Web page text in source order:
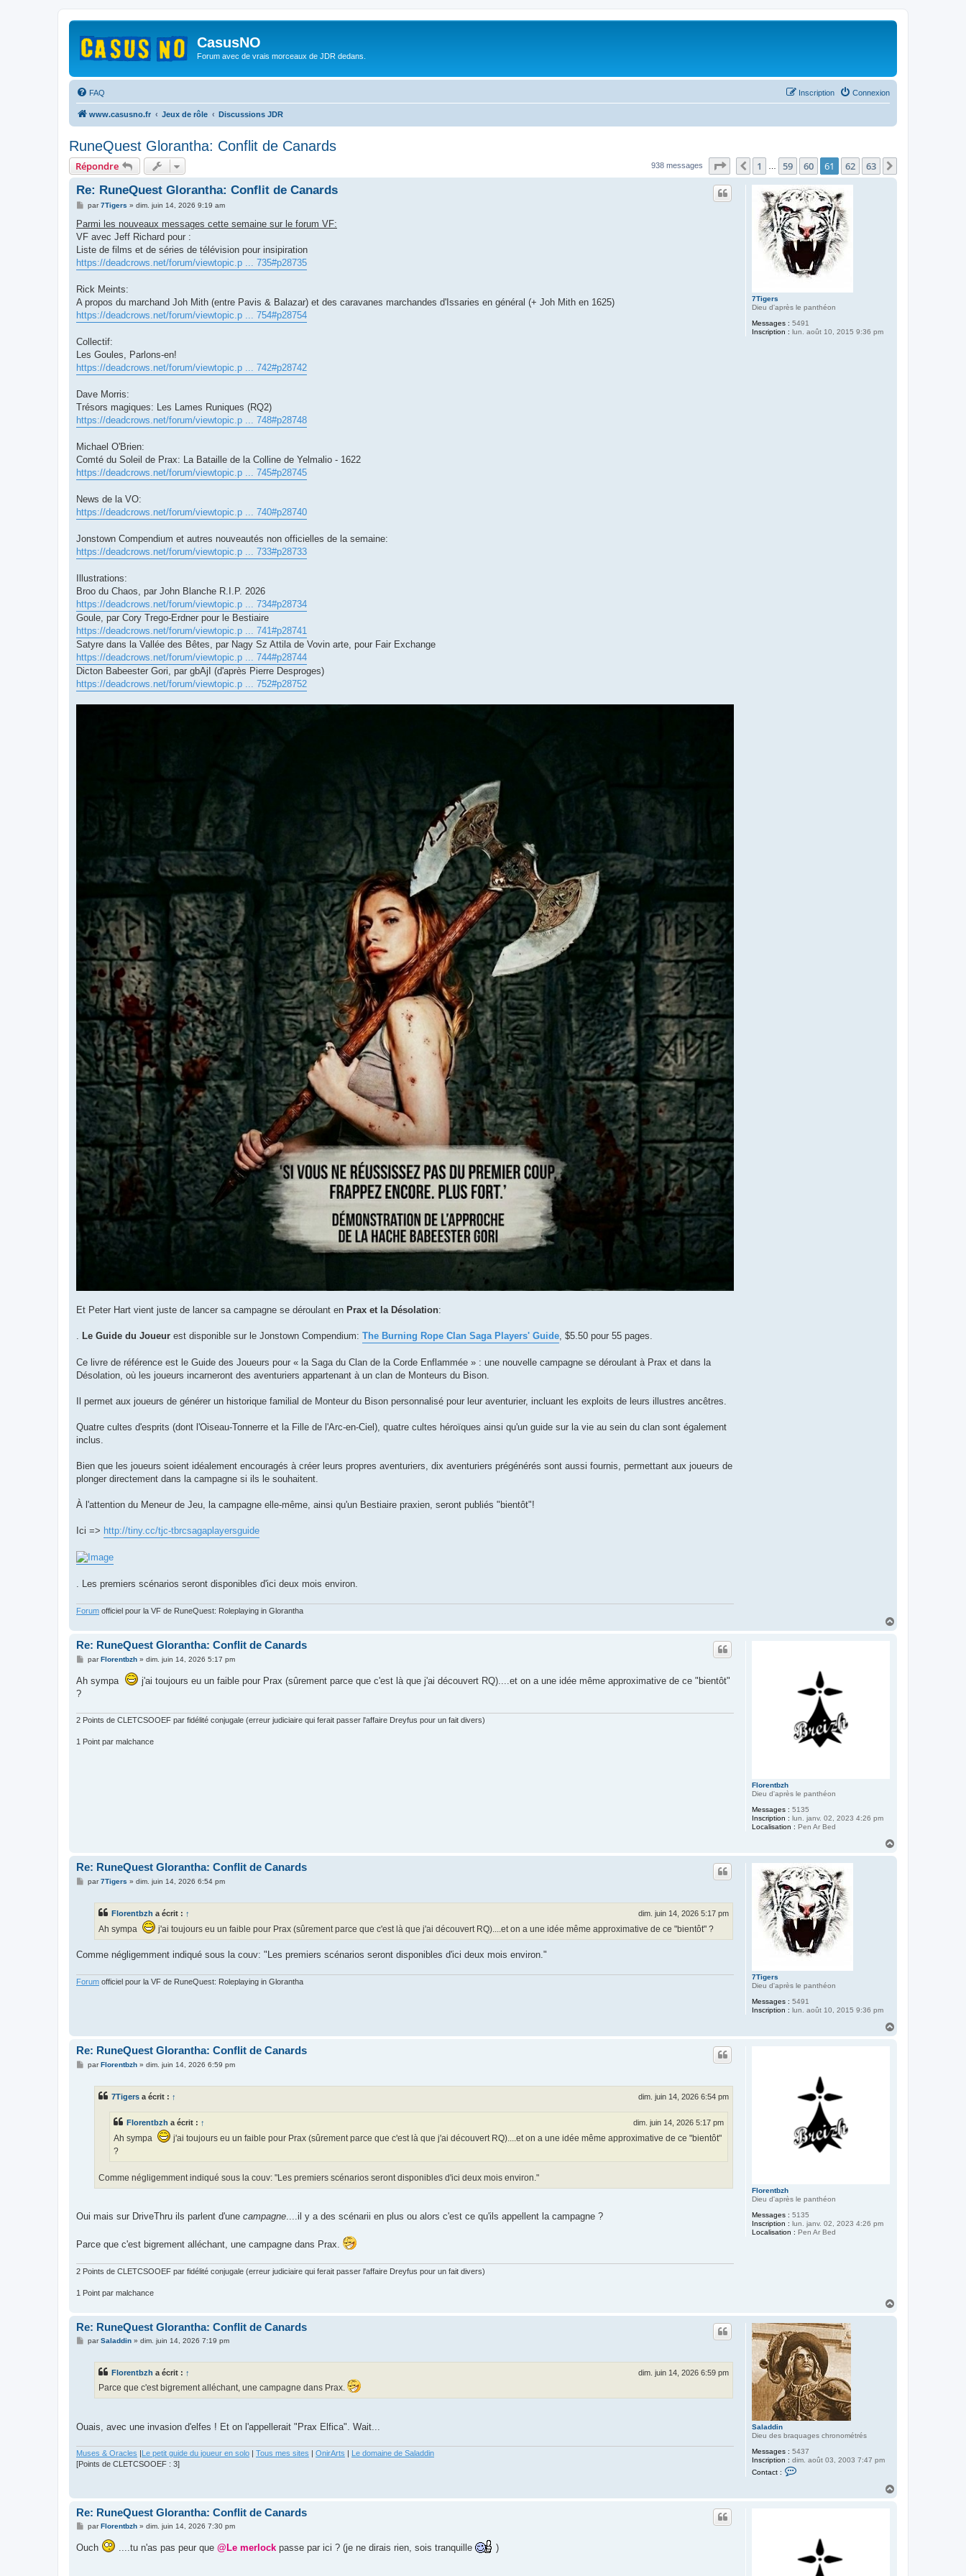
CasusNO
Forum avec de vrais morceaux de JDR dedans.
FAQ Connexion
Inscription
www.casusno.fr Jeux de rôle Discussions JDR
RuneQuest Glorantha: Conflit de Canards
Répondre 938 messages Page 61 63
Précédent
1 59 60 61 62 63
7Tigers
Dieu d'après le panthéon
Messages : 5491
Inscription : lun. août 10, 2015 9:36 pm
Re: RuneQuest Glorantha: Conflit de Canards
M
s
s
a
g
par7Tigers » dim. juin 14, 2026 9:19 am
Parmi les nouveaux messages cette semaine sur le forum VF:
VF avec Jeff Richard pour :
Liste de films et de séries de télévision pour insipiration
https://deadcrows.net/forum/viewtopic.p ... 735#p28735
Rick Meints:
A propos du marchand Joh Mith (entre Pavis & Balazar) et des caravanes marchandes d'Issaries en général (+ Joh Mith en 1625)
https://deadcrows.net/forum/viewtopic.p ... 754#p28754
Collectif:
Les Goules, Parlons-en!
https://deadcrows.net/forum/viewtopic.p ... 742#p28742
Dave Morris:
Trésors magiques: Les Lames Runiques (RQ2)
https://deadcrows.net/forum/viewtopic.p ... 748#p28748
Michael O'Brien:
Comté du Soleil de Prax: La Bataille de la Colline de Yelmalio - 1622
https://deadcrows.net/forum/viewtopic.p ... 745#p28745
News de la VO:
https://deadcrows.net/forum/viewtopic.p ... 740#p28740
Jonstown Compendium et autres nouveautés non officielles de la semaine:
https://deadcrows.net/forum/viewtopic.p ... 733#p28733
Illustrations:
Broo du Chaos, par John Blanche R.I.P. 2026
https://deadcrows.net/forum/viewtopic.p ... 734#p28734
Goule, par Cory Trego-Erdner pour le Bestiaire
https://deadcrows.net/forum/viewtopic.p ... 741#p28741
Satyre dans la Vallée des Bêtes, par Nagy Sz Attila de Vovin arte, pour Fair Exchange
https://deadcrows.net/forum/viewtopic.p ... 744#p28744
Dicton Babeester Gori, par gbAjI (d'après Pierre Desproges)
https://deadcrows.net/forum/viewtopic.p ... 752#p28752
Et Peter Hart vient juste de lancer sa campagne se déroulant en Prax et la Désolation:
Le Guide du Joueur est disponible sur le Jonstown Compendium: The Burning Rope Clan Saga Players' Guide , $5.50 pour 55 pages.
Ce livre de référence est le Guide des Joueurs pour « la Saga du Clan de la Corde Enflammée » : une nouvelle campagne se déroulant à Prax et dans la
Désolation, où les joueurs incarneront des aventuriers appartenant à un clan de Monteurs du Bison.
Il permet aux joueurs de générer un historique familial de Monteur du Bison personnalisé pour leur aventurier, incluant les exploits de leurs illustres ancêtres.
Quatre cultes d'esprits (dont l'Oiseau-Tonnerre et la Fille de l'Arc-en-Ciel), quatre cultes héroïques ainsi qu'un guide sur la vie au sein du clan sont également
inclus.
Bien que les joueurs soient idéalement encouragés à créer leurs propres aventuriers, dix aventuriers prégénérés sont aussi fournis, permettant aux joueurs de
plonger directement dans la campagne si ils le souhaitent.
À l'attention du Meneur de Jeu, la campagne elle-même, ainsi qu'un Bestiaire praxien, seront publiés "bientôt"!
Ici => http://tiny.cc/tjc-tbrcsagaplayersguide
. Les premiers scénarios seront disponibles d'ici deux mois environ.
Forum officiel pour la VF de RuneQuest: Roleplaying in Glorantha
Florentbzh
Dieu d'après le panthéon
Messages : 5135
Inscription : lun. janv. 02, 2023 4:26 pm
Localisation : Pen Ar Bed
Re: RuneQuest Glorantha: Conflit de Canards
M
s
parFlorentbzh» dim. juin 14, 2026 5:17 pm
Ah sympa
j'ai toujours eu un faible pour Prax (sûrement parce que c'est là que j'ai découvert RQ)....et on a une idée même approximative de ce "bientôt"
?
2 Points de CLETCSOOEF par fidélité conjugale (erreur judiciaire qui ferait passer l'affaire Dreyfus pour un fait divers)
1 Point par malchance
7Tigers
Dieu d'après le panthéon
Messages : 5491
Inscription : lun. août 10, 2015 9:36 pm
Re: RuneQuest Glorantha: Conflit de Canards
Mpar7Tigers » dim. juin 14, 2026 6:54 pm
Florentbzh a écrit : ↑ dim. juin 14, 2026 5:17 pm
Ah sympa j'ai toujours eu un faible pour Prax (sûrement parce que c'est là que j'ai découvert RQ)....et on a une idée même approximative de ce "bientôt" ?
Comme négligemment indiqué sous la couv: "Les premiers scénarios seront disponibles d'ici deux mois environ."
Forum officiel pour la VF de RuneQuest: Roleplaying in Glorantha
Florentbzh
Dieu d'après le panthéon
Messages : 5135
Inscription : lun. janv. 02, 2023 4:26 pm
Localisation : Pen Ar Bed
Re: RuneQuest Glorantha: Conflit de Canards
MparFlorentbzh» dim. juin 14, 2026 6:59 pm
7Tigers a écrit : ↑ dim. juin 14, 2026 6:54 pm
Florentbzh a écrit : ↑ dim. juin 14, 2026 5:17 pm
Ah sympa
j'ai toujours eu un faible pour Prax (sûrement parce que c'est là que j'ai découvert RQ)....et on a une idée même approximative de ce "bientôt"
?
Comme négligemment indiqué sous la couv: "Les premiers scénarios seront disponibles d'ici deux mois environ."
Oui mais sur DriveThru ils parlent d'une campagne ....il y a des scénarii en plus ou alors c'est ce qu'ils appellent la campagne ?
Parce que c'est bigrement alléchant, une campagne dans Prax.
2 Points de CLETCSOOEF par fidélité conjugale (erreur judiciaire qui ferait passer l'affaire Dreyfus pour un fait divers)
1 Point par malchance
Saladdin
Dieu des braquages chronométrés
Messages : 5437
Inscription : dim. août 03, 2003 7:47 pm
Contact :
l
Re: RuneQuest Glorantha: Conflit de Canards
MparSaladdin» dim. juin 14, 2026 7:19 pm
Florentbzh a écrit : ↑ dim. juin 14, 2026 6:59 pm
Parce que c'est bigrement alléchant, une campagne dans Prax.
Ouais, avec une invasion d'elfes ! Et on l'appellerait "Prax Elfica". Wait...
Muses & Oracles Le petit guide du joueur en solo Tous mes sites OnirArts
Le domaine de Saladdin
[Points de CLETCSOOEF : 3]
Re: RuneQuest Glorantha: Conflit de Canards
M
s
parFlorentbzh» dim. juin 14, 2026 7:30 pm
Ouch ....tu n'as pas peur que @Le merlock passe par ici ? (je ne dirais rien, sois tranquille )